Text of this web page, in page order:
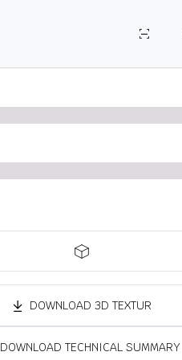
DOWNLOAD 3D TEXTUR
DOWNLOAD TECHNICAL SUMMARY